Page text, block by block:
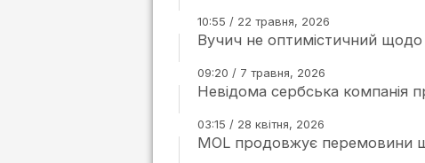
10:55 / 22 травня, 2026
Вучич не оптимістичний
09:20 / 7 травня, 2026
Невідома сербська компанія
03:15 / 28 квітня, 2026
MOL продовжує перемовини